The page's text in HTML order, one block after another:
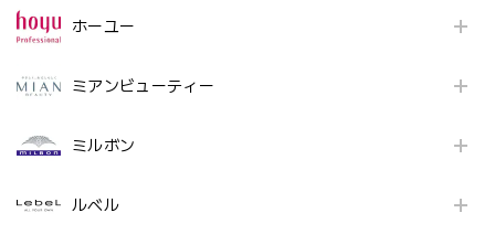
ホーユー
ミアンビューティー
ミルボン
ルベル